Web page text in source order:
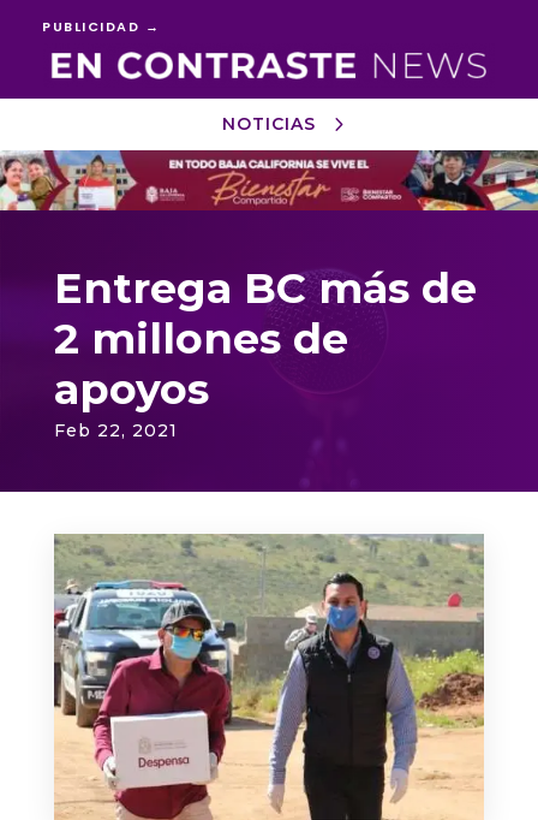
PUBLICIDAD →
NOTICIAS
Reproductor
de
vídeo
Entrega BC más de
2 millones de
apoyos
Feb 22, 2021